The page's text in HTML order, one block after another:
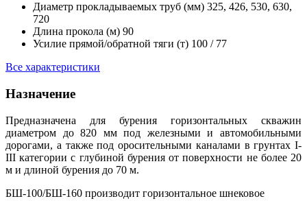
Диаметр прокладываемых труб (мм) 325, 426, 530, 630,
720
Длина прокола (м) 90
Усилие прямой/обратной тяги (т) 100 / 77
Все характеристики
Назначение
Предназначена для бурения горизонтальных скважин
диаметром до 820 мм под железными и автомобильными
дорогами, а также под оросительными каналами в грунтах I-
III категории с глубиной бурения от поверхности не более 20
м и длиной бурения до 70 м.
БШ-100/БШ-160 производит горизонтальное шнековое